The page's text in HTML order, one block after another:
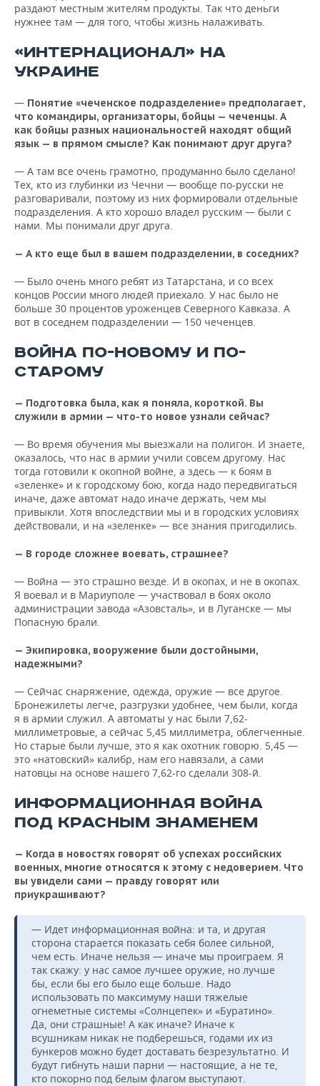
раздают местным жителям продукты. Так что деньги
нужнее там — для того, чтобы жизнь налаживать.
«ИНТЕРНАЦИОНАЛ» НА
УКРАИНЕ
— Понятие «чеченское подразделение» предполагает,
что командиры, организаторы, бойцы — чеченцы. А
как бойцы разных национальностей находят общий
язык — в прямом смысле? Как понимают друг друга?
— А там все очень грамотно, продуманно было сделано!
Тех, кто из глубинки из Чечни — вообще по-русски не
разговаривали, поэтому из них формировали отдельные
подразделения. А кто хорошо владел русским — были с
нами. Мы понимали друг друга.
— А кто еще был в вашем подразделении, в соседних?
— Было очень много ребят из Татарстана, и со всех
концов России много людей приехало. У нас было не
больше 30 процентов уроженцев Северного Кавказа. А
вот в соседнем подразделении — 150 чеченцев.
ВОЙНА ПО-НОВОМУ И ПО-
СТАРОМУ
— Подготовка была, как я поняла, короткой. Вы
служили в армии — что-то новое узнали сейчас?
— Во время обучения мы выезжали на полигон. И знаете,
оказалось, что нас в армии учили совсем другому. Нас
тогда готовили к окопной войне, а здесь — к боям в
«зеленке» и к городскому бою, когда надо передвигаться
иначе, даже автомат надо иначе держать, чем мы
привыкли. Хотя впоследствии мы и в городских условиях
действовали, и на «зеленке» — все знания пригодились.
— В городе сложнее воевать, страшнее?
— Война — это страшно везде. И в окопах, и не в окопах.
Я воевал и в Мариуполе — участвовал в боях около
администрации завода «Азовсталь», и в Луганске — мы
Попасную брали.
— Экипировка, вооружение были достойными,
надежными?
— Сейчас снаряжение, одежда, оружие — все другое.
Бронежилеты легче, разгрузки удобнее, чем были, когда
я в армии служил. А автоматы у нас были 7,62-
миллиметровые, а сейчас 5,45 миллиметра, облегченные.
Но старые были лучше, это я как охотник говорю. 5,45 —
это «натовский» калибр, нам его навязали, а сами
натовцы на основе нашего 7,62-го сделали 308-й.
ИНФОРМАЦИОННАЯ ВОЙНА
ПОД КРАСНЫМ ЗНАМЕНЕМ
— Когда в новостях говорят об успехах российских
военных, многие относятся к этому с недоверием. Что
вы увидели сами — правду говорят или
приукрашивают?
— Идет информационная война: и та, и другая
сторона старается показать себя более сильной,
чем есть. Иначе нельзя — иначе мы проиграем. Я
так скажу: у нас самое лучшее оружие, но лучше
бы, если бы его было еще больше. Надо
использовать по максимуму наши тяжелые
огнеметные системы «Солнцепек» и «Буратино».
Да, они страшные! А как иначе? Иначе к
всушникам никак не подберешься, годами их из
бункеров можно будет доставать безрезультатно. И
будут гибнуть наши парни — настоящие, а не те,
кто покорно под белым флагом выступают.